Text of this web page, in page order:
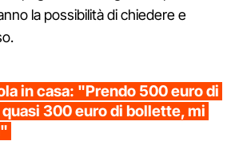
la possibilità di chiedere e
in casa: "Prendo 500 euro di
300 euro di bollette, mi